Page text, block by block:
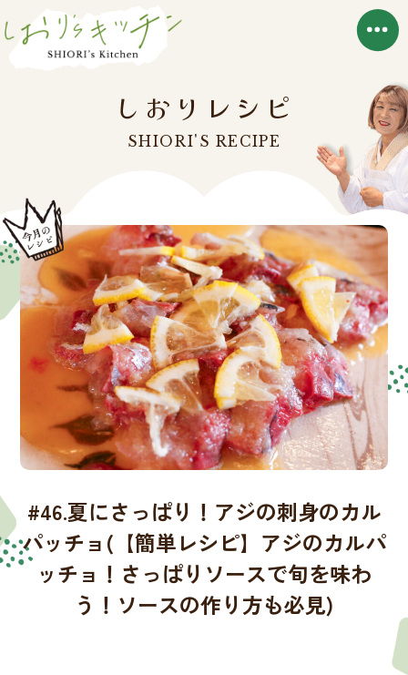
しおりレシピ
SHIORI'S RECIPE
#46.夏にさっぱり！アジの刺身のカル
パッチョ(【簡単レシピ】アジのカルパ
ッチョ！さっぱりソースで旬を味わ
う！ソースの作り方も必見)